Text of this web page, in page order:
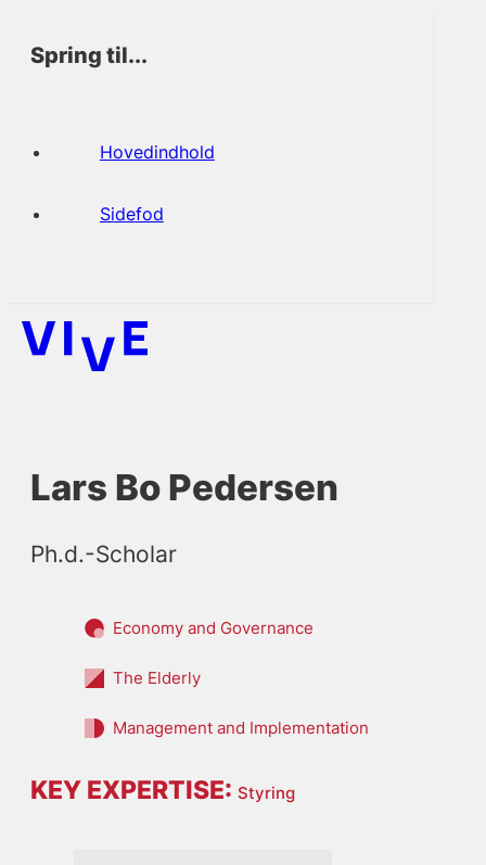
Spring til...
Hovedindhold
Sidefod
Lars Bo Pedersen
Ph.d.-Scholar
Economy and Governance
The Elderly
Management and Implementation
KEY EXPERTISE: Styring